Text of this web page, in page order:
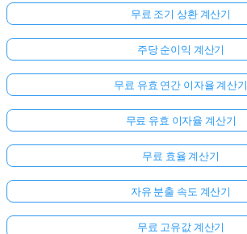
무료 조기 상환 계산기
주당 순이익 계산기
무료 유효 연간 이자율 계산기
무료 유효 이자율 계산기
무료 효율 계산기
자유 분출 속도 계산기
무료 고유값 계산기